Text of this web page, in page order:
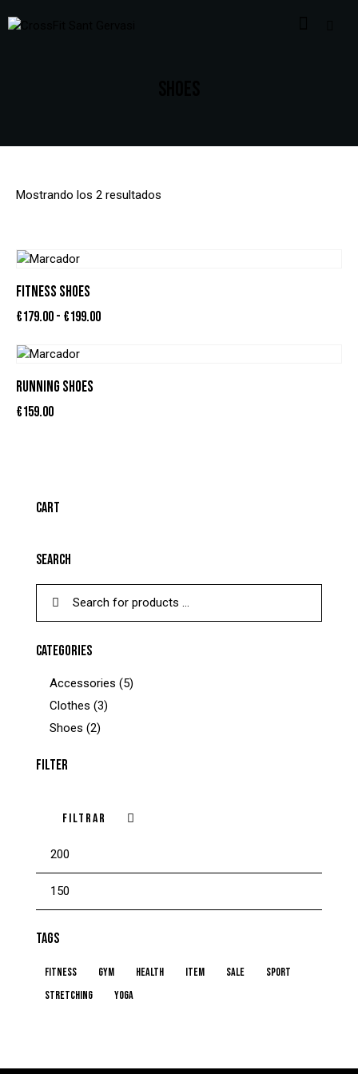
Mostrando los 2 resultados
FITNESS SHOES
€179.00- €199.00
RUNNING SHOES
€159.00
CART
SEARCH
CATEGORIES
Accessories (5)
Clothes (3)
Shoes (2)
FILTER
FILTRAR
TAGS
fitness gym health item sale
sport
stretching
yoga